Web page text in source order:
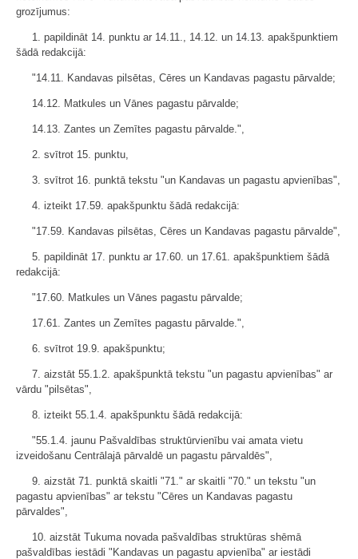
grozījumus:
1. papildināt 14. punktu ar 14.11., 14.12. un 14.13. apakšpunktiem
šādā redakcijā:
"14.11. Kandavas pilsētas, Cēres un Kandavas pagastu pārvalde;
14.12. Matkules un Vānes pagastu pārvalde;
14.13. Zantes un Zemītes pagastu pārvalde.",
2. svītrot 15. punktu,
3. svītrot 16. punktā tekstu "un Kandavas un pagastu apvienības",
4. izteikt 17.59. apakšpunktu šādā redakcijā:
"17.59. Kandavas pilsētas, Cēres un Kandavas pagastu pārvalde",
5. papildināt 17. punktu ar 17.60. un 17.61. apakšpunktiem šādā
redakcijā:
"17.60. Matkules un Vānes pagastu pārvalde;
17.61. Zantes un Zemītes pagastu pārvalde.",
6. svītrot 19.9. apakšpunktu;
7. aizstāt 55.1.2. apakšpunktā tekstu "un pagastu apvienības" ar
vārdu "pilsētas",
8. izteikt 55.1.4. apakšpunktu šādā redakcijā:
"55.1.4. jaunu Pašvaldības struktūrvienību vai amata vietu
izveidošanu Centrālajā pārvaldē un pagastu pārvaldēs",
9. aizstāt 71. punktā skaitli "71." ar skaitli "70." un tekstu "un
pagastu apvienības" ar tekstu "Cēres un Kandavas pagastu
pārvaldes",
10. aizstāt Tukuma novada pašvaldības struktūras shēmā
pašvaldības iestādi "Kandavas un pagastu apvienība" ar iestādi